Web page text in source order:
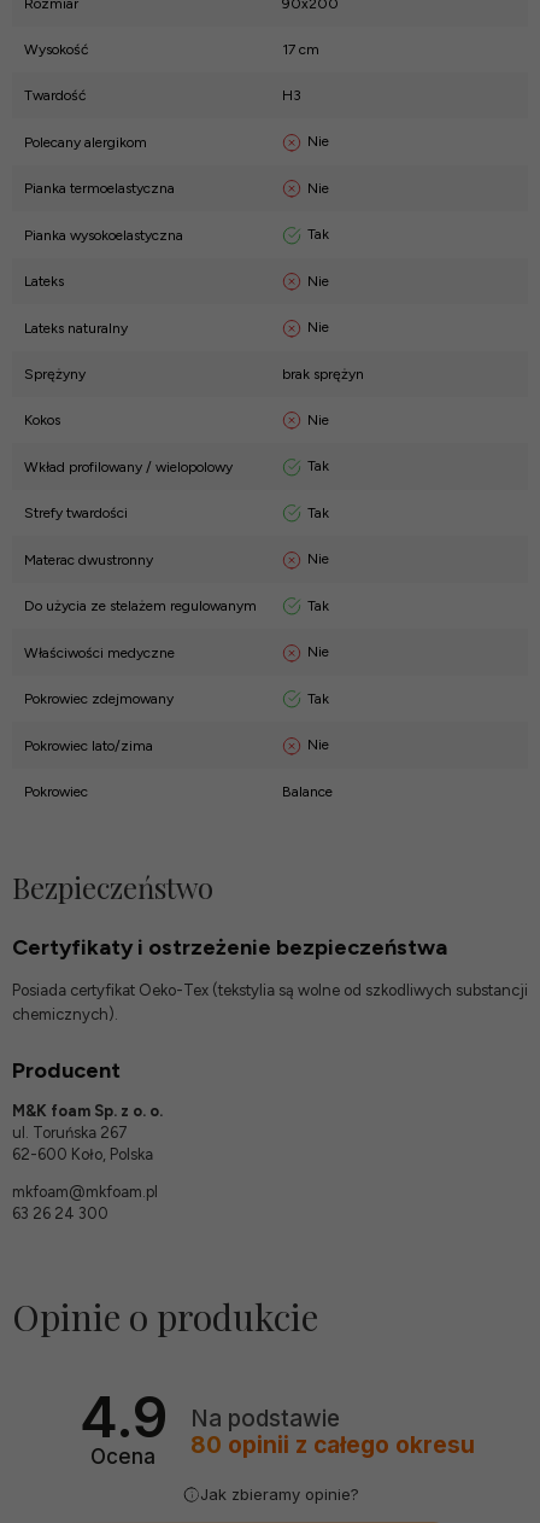
Rozmiar 90x200
Wysokość 17 cm
Twardość H3
Polecany alergikom Nie
Pianka termoelastyczna Nie
Pianka wysokoelastyczna Tak
Lateks Nie
Lateks naturalny Nie
Sprężyny brak sprężyn
Kokos Nie
Wkład profilowany / wielopolowy Tak
Strefy twardości Tak
Materac dwustronny Nie
Do użycia ze stelażem regulowanym Tak
Właściwości medyczne Nie
Pokrowiec zdejmowany Tak
Pokrowiec lato/zima Nie
Pokrowiec Balance
Bezpieczeństwo
Certyfikaty i ostrzeżenie bezpieczeństwa
Posiada certyfikat Oeko-Tex (tekstylia są wolne od szkodliwych substancji
chemicznych).
Producent
M&K foam Sp. z o. o.
ul. Toruńska 267
62-600 Koło, Polska
mkfoam@mkfoam.pl
63 26 24 300
Opinie o produkcie
4.9
Ocena
Na podstawie
80 opinii z całego okresu
Jak zbieramy opinie?